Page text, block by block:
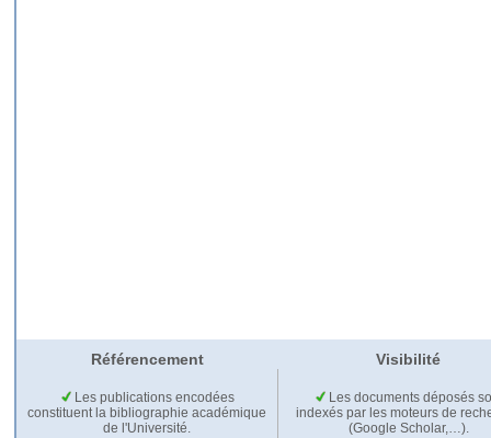
Référencement Visibilité
Les publications encodées
constituent la bibliographie académique
de l'Université.
Les documents déposés
indexés par les moteurs de
(Google Scholar,…).